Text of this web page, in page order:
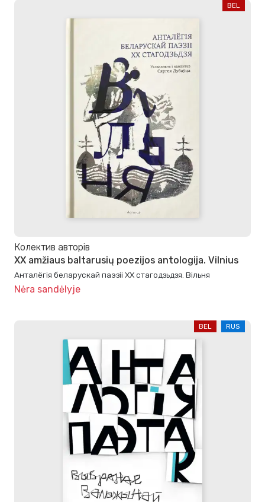
BEL
Колектив авторів
XX amžiaus baltarusių poezijos antologija. Vilnius
Анталёгiя беларускай паэзii XX стагодзьдзя. Вiльня
Nėra sandėlyje
BEL RUS